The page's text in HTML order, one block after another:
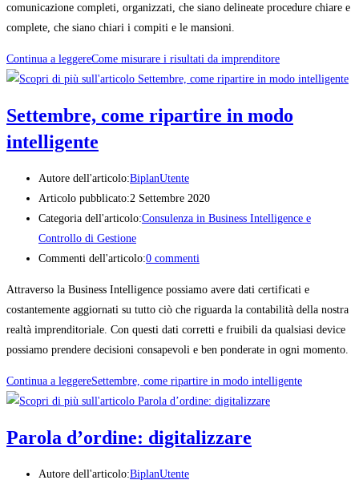
comunicazione completi, organizzati, che siano delineate procedure chiare e
complete, che siano chiari i compiti e le mansioni.
Continua a leggereCome misurare i risultati da imprenditore
Settembre, come ripartire in modo
intelligente
Autore dell'articolo:BiplanUtente
Articolo pubblicato:2 Settembre 2020
Categoria dell'articolo:Consulenza in Business Intelligence e
Controllo di Gestione
Commenti dell'articolo:0 commenti
Attraverso la Business Intelligence possiamo avere dati certificati e
costantemente aggiornati su tutto ciò che riguarda la contabilità della nostra
realtà imprenditoriale. Con questi dati corretti e fruibili da qualsiasi device
possiamo prendere decisioni consapevoli e ben ponderate in ogni momento.
Continua a leggereSettembre, come ripartire in modo intelligente
Parola d’ordine: digitalizzare
Autore dell'articolo:BiplanUtente